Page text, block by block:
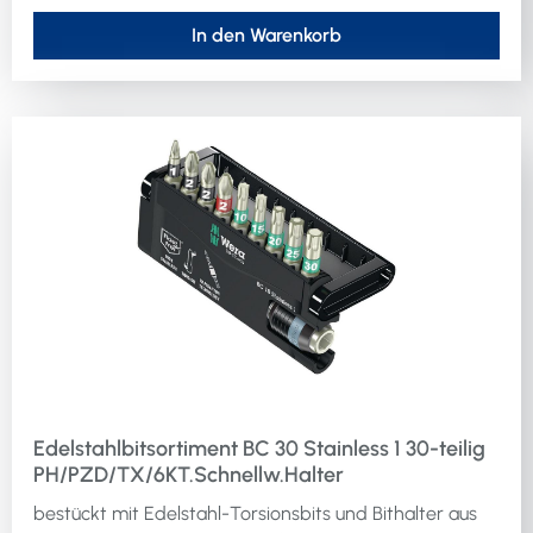
In den Warenkorb
Edelstahlbitsortiment BC 30 Stainless 1 30-teilig
PH/PZD/TX/6KT.Schnellw.Halter
bestückt mit Edelstahl-Torsionsbits und Bithalter aus